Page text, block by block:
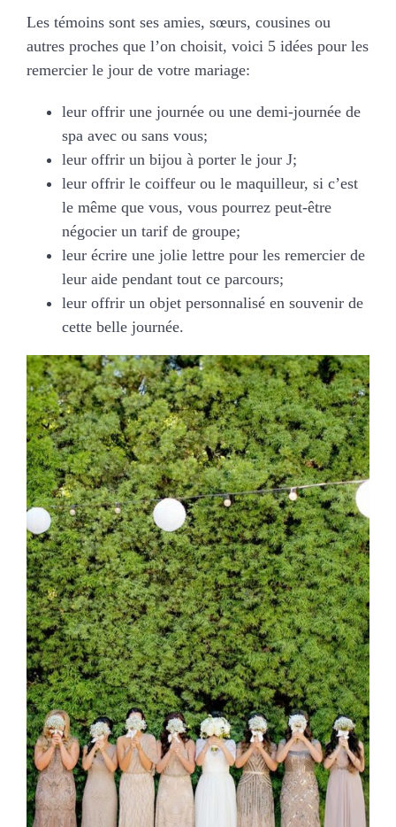
Les témoins sont ses amies, sœurs, cousines ou
autres proches que l’on choisit, voici 5 idées pour les
remercier le jour de votre mariage:
leur offrir une journée ou une demi-journée de
spa avec ou sans vous;
leur offrir un bijou à porter le jour J;
leur offrir le coiffeur ou le maquilleur, si c’est
le même que vous, vous pourrez peut-être
négocier un tarif de groupe;
leur écrire une jolie lettre pour les remercier de
leur aide pendant tout ce parcours;
leur offrir un objet personnalisé en souvenir de
cette belle journée.